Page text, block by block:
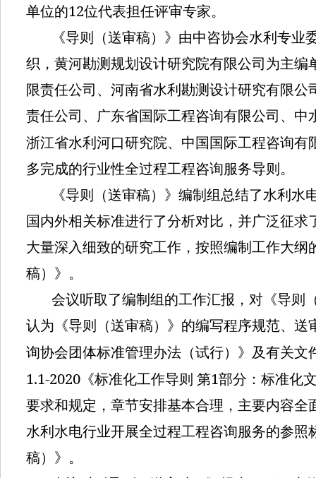
单位的12位代表担任评审专家。
《导则（送审稿）》由中咨协会水利专业
织，黄河勘测规划设计研究院有限公司为主编
限责任公司、河南省水利勘测设计研究有限公
责任公司、广东省国际工程咨询有限公司、中
浙江省水利河口研究院、中国国际工程咨询有
多完成的行业性全过程工程咨询服务导则。
《导则（送审稿）》编制组总结了水利水
国内外相关标准进行了分析对比，并广泛征
大量深入细致的研究工作，按照编制工作大纲
稿）》。
会议听取了编制组的工作汇报，对《导则
认为《导则（送审稿）》的编写程序规范、送
询协会团体标准管理办法（试行）》及有关文
1.1-2020《标准化工作导则 第1部分：标准化
要求和规定，章节安排基本合理，主要内容全
水利水电行业开展全过程工程咨询服务的参照
稿）》。